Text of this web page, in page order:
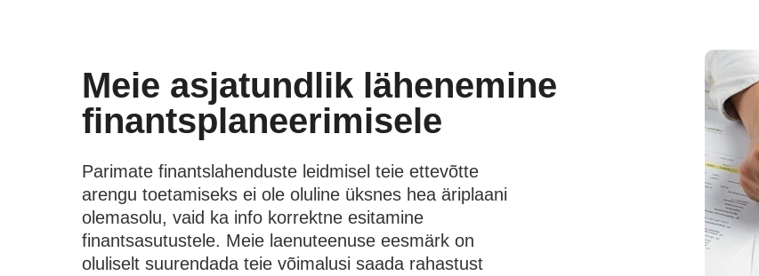
Meie asjatundlik lähenemine
finantsplaneerimisele
Parimate finantslahenduste leidmisel teie ettevõtte
arengu toetamiseks ei ole oluline üksnes hea äriplaani
olemasolu, vaid ka info korrektne esitamine
finantsasutustele. Meie laenuteenuse eesmärk on
oluliselt suurendada teie võimalusi saada rahastust